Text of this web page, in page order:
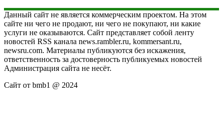
Данный сайт не является коммерческим проектом. На этом
сайте ни чего не продают, ни чего не покупают, ни какие
услуги не оказываются. Сайт представляет собой ленту
новостей RSS канала news.rambler.ru, kommersant.ru,
newsru.com. Материалы публикуются без искажения,
ответственность за достоверность публикуемых новостей
Администрация сайта не несёт.
Сайт от bmb1 @ 2024